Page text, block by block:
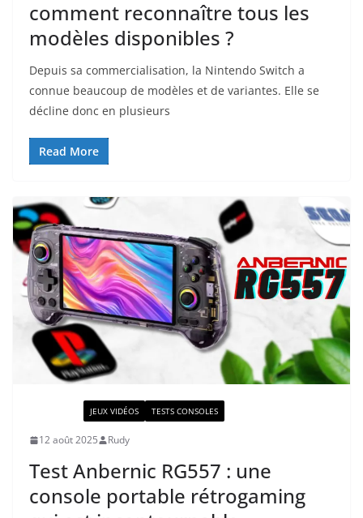
comment reconnaître tous les
modèles disponibles ?
Depuis sa commercialisation, la Nintendo Switch a
connue beaucoup de modèles et de variantes. Elle se
décline donc en plusieurs
Read More
JEUX VIDÉOS TESTS CONSOLES
12 août 2025 Rudy
Test Anbernic RG557 : une
console portable rétrogaming